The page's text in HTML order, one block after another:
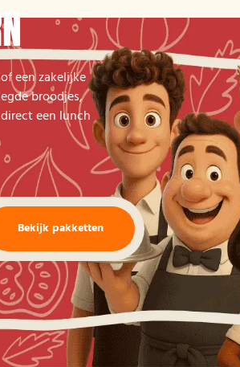
een zakelijke
broodjes,
een lunch
Bekijk pakketten